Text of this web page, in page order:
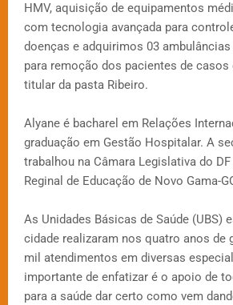
HMV, aquisição de equipamentos
com tecnologia avançada para
doenças e adquirimos 03
para remoção dos pacientes de casos
titular da pasta Ribeiro.
Alyane é bacharel em Relações
graduação em Gestão Hospitalar. A
trabalhou na Câmara Legislativa do
Reginal de Educação de Novo Gama-
As Unidades Básicas de Saúde (UBS)
cidade realizaram nos quatro anos de
mil atendimentos em diversas
importante de enfatizar é o apoio de
para a saúde dar certo como vem